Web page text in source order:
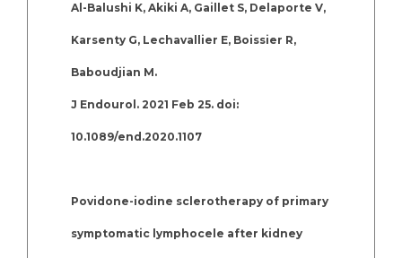
Al-Balushi K, Akiki A, Gaillet S, Delaporte V,
Karsenty G, Lechavallier E, Boissier R,
Baboudjian M.
J Endourol. 2021 Feb 25. doi:
10.1089/end.2020.1107
Povidone-iodine sclerotherapy of primary
symptomatic lymphocele after kidney